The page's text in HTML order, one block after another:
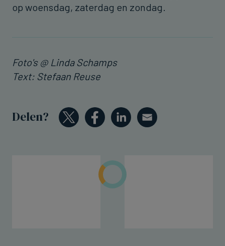
op woensdag, zaterdag en zondag.
Foto's @ Linda Schamps
Text: Stefaan Reuse
Delen?